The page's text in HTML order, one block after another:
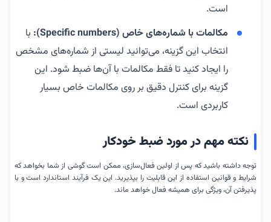
است.
مکالمات با شماره‌های خاص (Specific numbers):
با
انتخاب این گزینه، می‌توانید لیستی از شماره‌های مشخص
را ایجاد کنید تا فقط مکالمات با آن‌ها ضبط شود. این
گزینه برای کنترل دقیق بر روی مکالمات خاص بسیار
کاربردی است.
نکته مهم در مورد ضبط خودکار
توجه داشته باشید که پس از اولین فعال‌سازی، ممکن است گوشی از شما بخواهد که
شرایط و قوانین استفاده از این قابلیت را بپذیرید. این یک فرآیند استاندارد است و با
پذیرفتن آن، ویژگی برای همیشه فعال خواهد ماند.